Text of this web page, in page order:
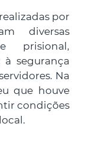
por
diversas
prisional,
segurança
Na
que houve
condições